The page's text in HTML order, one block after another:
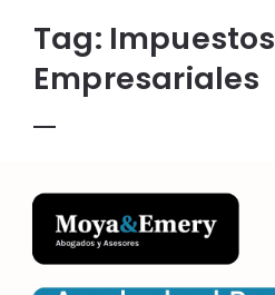
Tag: Impuestos
Empresariales